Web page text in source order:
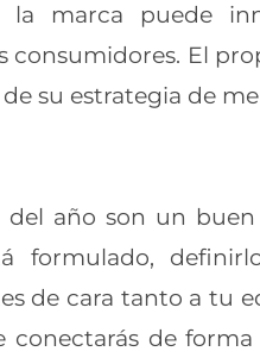
marca puede
consumidores. El
de su estrategia de
del año son un
formulado,
de cara tanto a tu
conectarás de